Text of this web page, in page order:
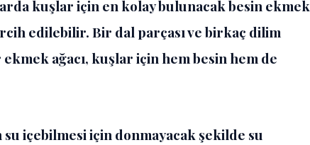
kuşlar için en kolay bulunacak besin ekmek
edilebilir. Bir dal parçası ve birkaç dilim
ağacı, kuşlar için hem besin hem de
içebilmesi için donmayacak şekilde su